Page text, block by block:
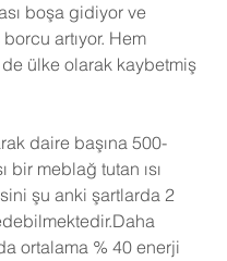
boşa gidiyor ve
artıyor. Hem
ülke olarak kaybetmiş
daire başına 500-
bir meblağ tutan ısı
şu anki şartlarda 2
ortalama % 40 enerji